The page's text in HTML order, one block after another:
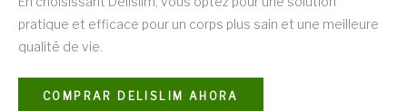
pratique et efficace pour un corps plus sain et une meilleure
qualité de vie.
COMPRAR DELISLIM AHORA